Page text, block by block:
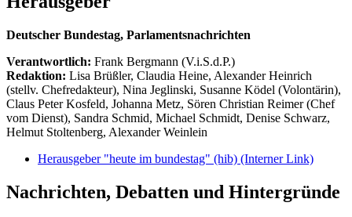
Deutscher Bundestag, Parlamentsnachrichten
Verantwortlich: Frank Bergmann (V.i.S.d.P.)
Redaktion: Lisa Brüßler, Claudia Heine, Alexander Heinrich
(stellv. Chefredakteur), Nina Jeglinski, Susanne Ködel (Volontärin),
Claus Peter Kosfeld, Johanna Metz, Sören Christian Reimer (Chef
vom Dienst), Sandra Schmid, Michael Schmidt, Denise Schwarz,
Helmut Stoltenberg, Alexander Weinlein
Herausgeber "heute im bundestag" (hib) (Interner Link)
Nachrichten, Debatten und Hintergründe